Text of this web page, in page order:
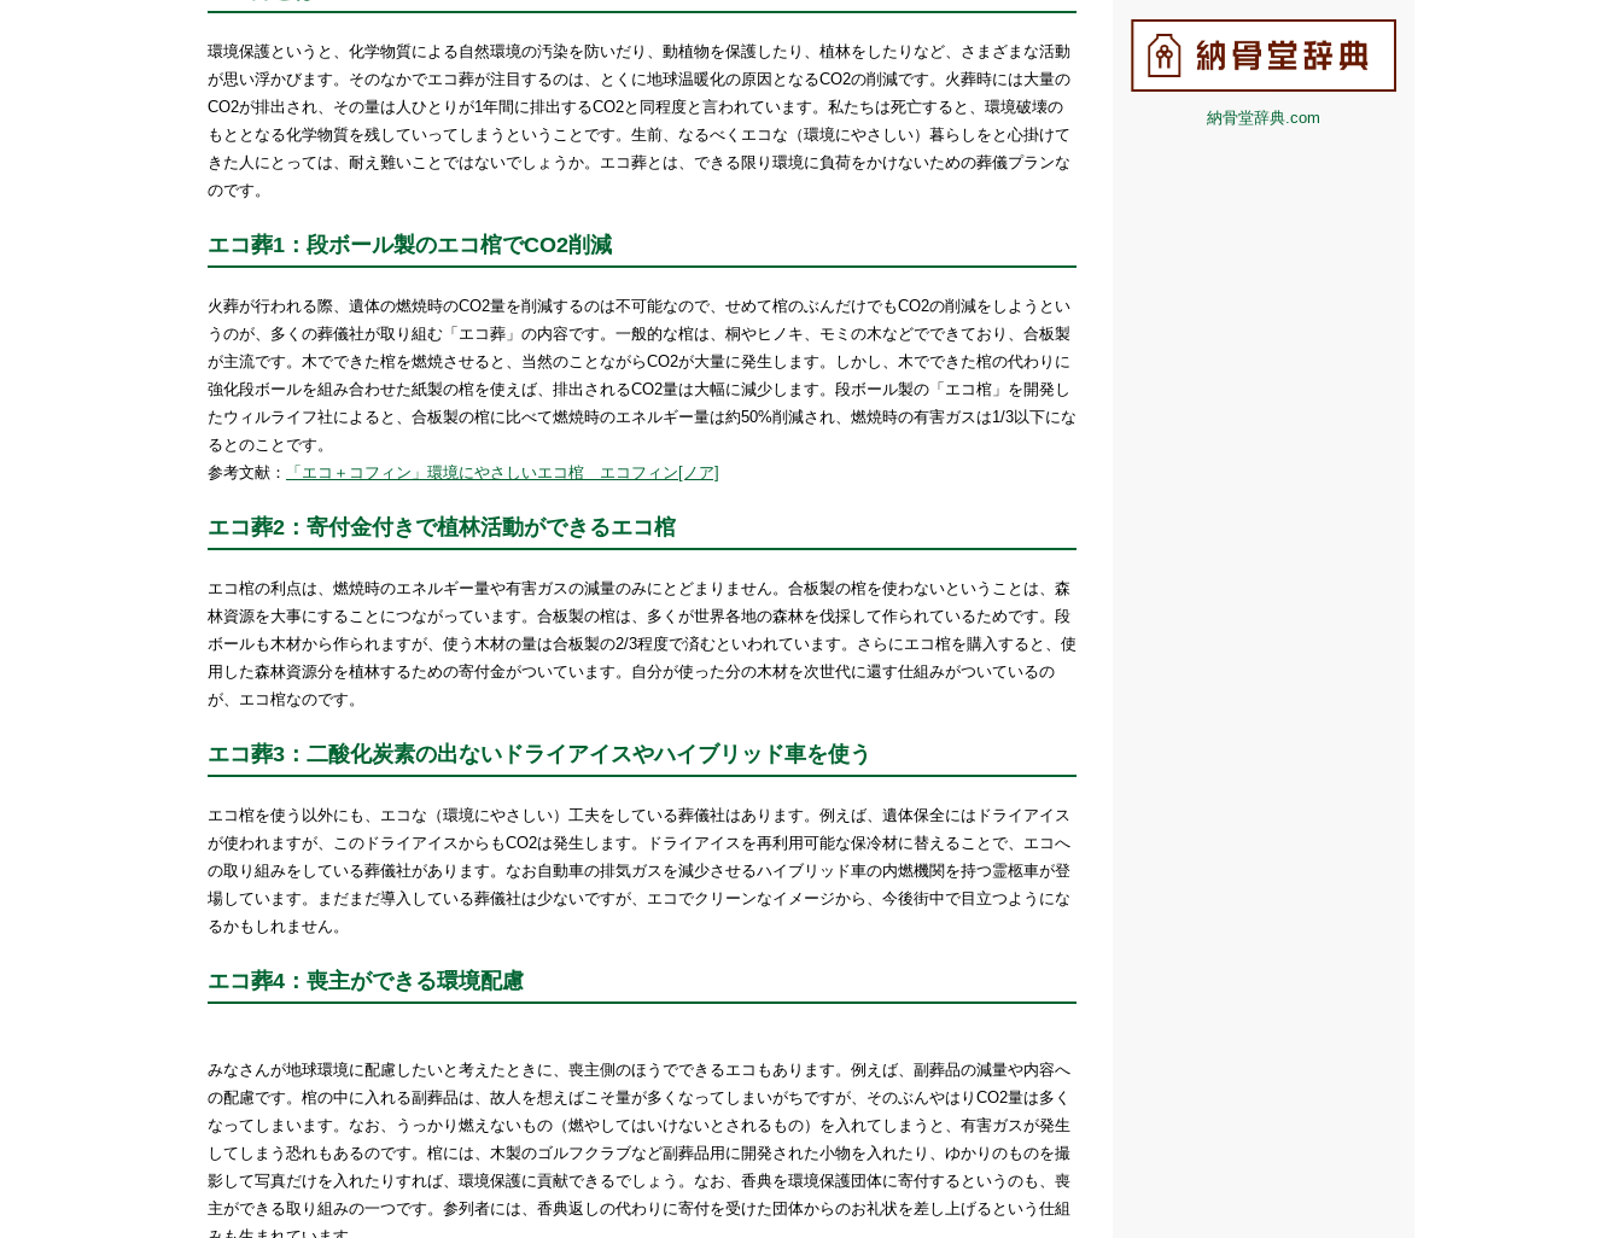
環境保護というと、化学物質による自然環境の汚染を防いだり、動植物を保護したり、植林をしたりなど、さまざまな活動
が思い浮かびます。そのなかでエコ葬が注目するのは、とくに地球温暖化の原因となるCO2の削減です。火葬時には大量の
CO2が排出され、その量は人ひとりが1年間に排出するCO2と同程度と言われています。私たちは死亡すると、環境破壊の
もととなる化学物質を残していってしまうということです。生前、なるべくエコな（環境にやさしい）暮らしをと心掛けて
きた人にとっては、耐え難いことではないでしょうか。エコ葬とは、できる限り環境に負荷をかけないための葬儀プランな
のです。
エコ葬1：段ボール製のエコ棺でCO2削減
火葬が行われる際、遺体の燃焼時のCO2量を削減するのは不可能なので、せめて棺のぶんだけでもCO2の削減をしようとい
うのが、多くの葬儀社が取り組む「エコ葬」の内容です。一般的な棺は、桐やヒノキ、モミの木などでできており、合板製
が主流です。木でできた棺を燃焼させると、当然のことながらCO2が大量に発生します。しかし、木でできた棺の代わりに
強化段ボールを組み合わせた紙製の棺を使えば、排出されるCO2量は大幅に減少します。段ボール製の「エコ棺」を開発し
たウィルライフ社によると、合板製の棺に比べて燃焼時のエネルギー量は約50%削減され、燃焼時の有害ガスは1/3以下にな
るとのことです。
参考文献：
「エコ＋コフィン」環境にやさしいエコ棺 エコフィン[ノア]
エコ葬2：寄付金付きで植林活動ができるエコ棺
エコ棺の利点は、燃焼時のエネルギー量や有害ガスの減量のみにとどまりません。合板製の棺を使わないということは、森
林資源を大事にすることにつながっています。合板製の棺は、多くが世界各地の森林を伐採して作られているためです。段
ボールも木材から作られますが、使う木材の量は合板製の2/3程度で済むといわれています。さらにエコ棺を購入すると、使
用した森林資源分を植林するための寄付金がついています。自分が使った分の木材を次世代に還す仕組みがついているの
が、エコ棺なのです。
エコ葬3：二酸化炭素の出ないドライアイスやハイブリッド車を使う
エコ棺を使う以外にも、エコな（環境にやさしい）工夫をしている葬儀社はあります。例えば、遺体保全にはドライアイス
が使われますが、このドライアイスからもCO2は発生します。ドライアイスを再利用可能な保冷材に替えることで、エコへ
の取り組みをしている葬儀社があります。なお自動車の排気ガスを減少させるハイブリッド車の内燃機関を持つ霊柩車が登
場しています。まだまだ導入している葬儀社は少ないですが、エコでクリーンなイメージから、今後街中で目立つようにな
るかもしれません。
エコ葬4：喪主ができる環境配慮
みなさんが地球環境に配慮したいと考えたときに、喪主側のほうでできるエコもあります。例えば、副葬品の減量や内容へ
の配慮です。棺の中に入れる副葬品は、故人を想えばこそ量が多くなってしまいがちですが、そのぶんやはりCO2量は多く
なってしまいます。なお、うっかり燃えないもの（燃やしてはいけないとされるもの）を入れてしまうと、有害ガスが発生
してしまう恐れもあるのです。棺には、木製のゴルフクラブなど副葬品用に開発された小物を入れたり、ゆかりのものを撮
影して写真だけを入れたりすれば、環境保護に貢献できるでしょう。なお、香典を環境保護団体に寄付するというのも、喪
主ができる取り組みの一つです。参列者には、香典返しの代わりに寄付を受けた団体からのお礼状を差し上げるという仕組
納骨堂辞典.com